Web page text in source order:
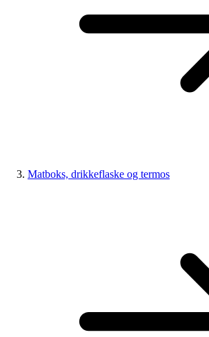
Matboks, drikkeflaske og termos